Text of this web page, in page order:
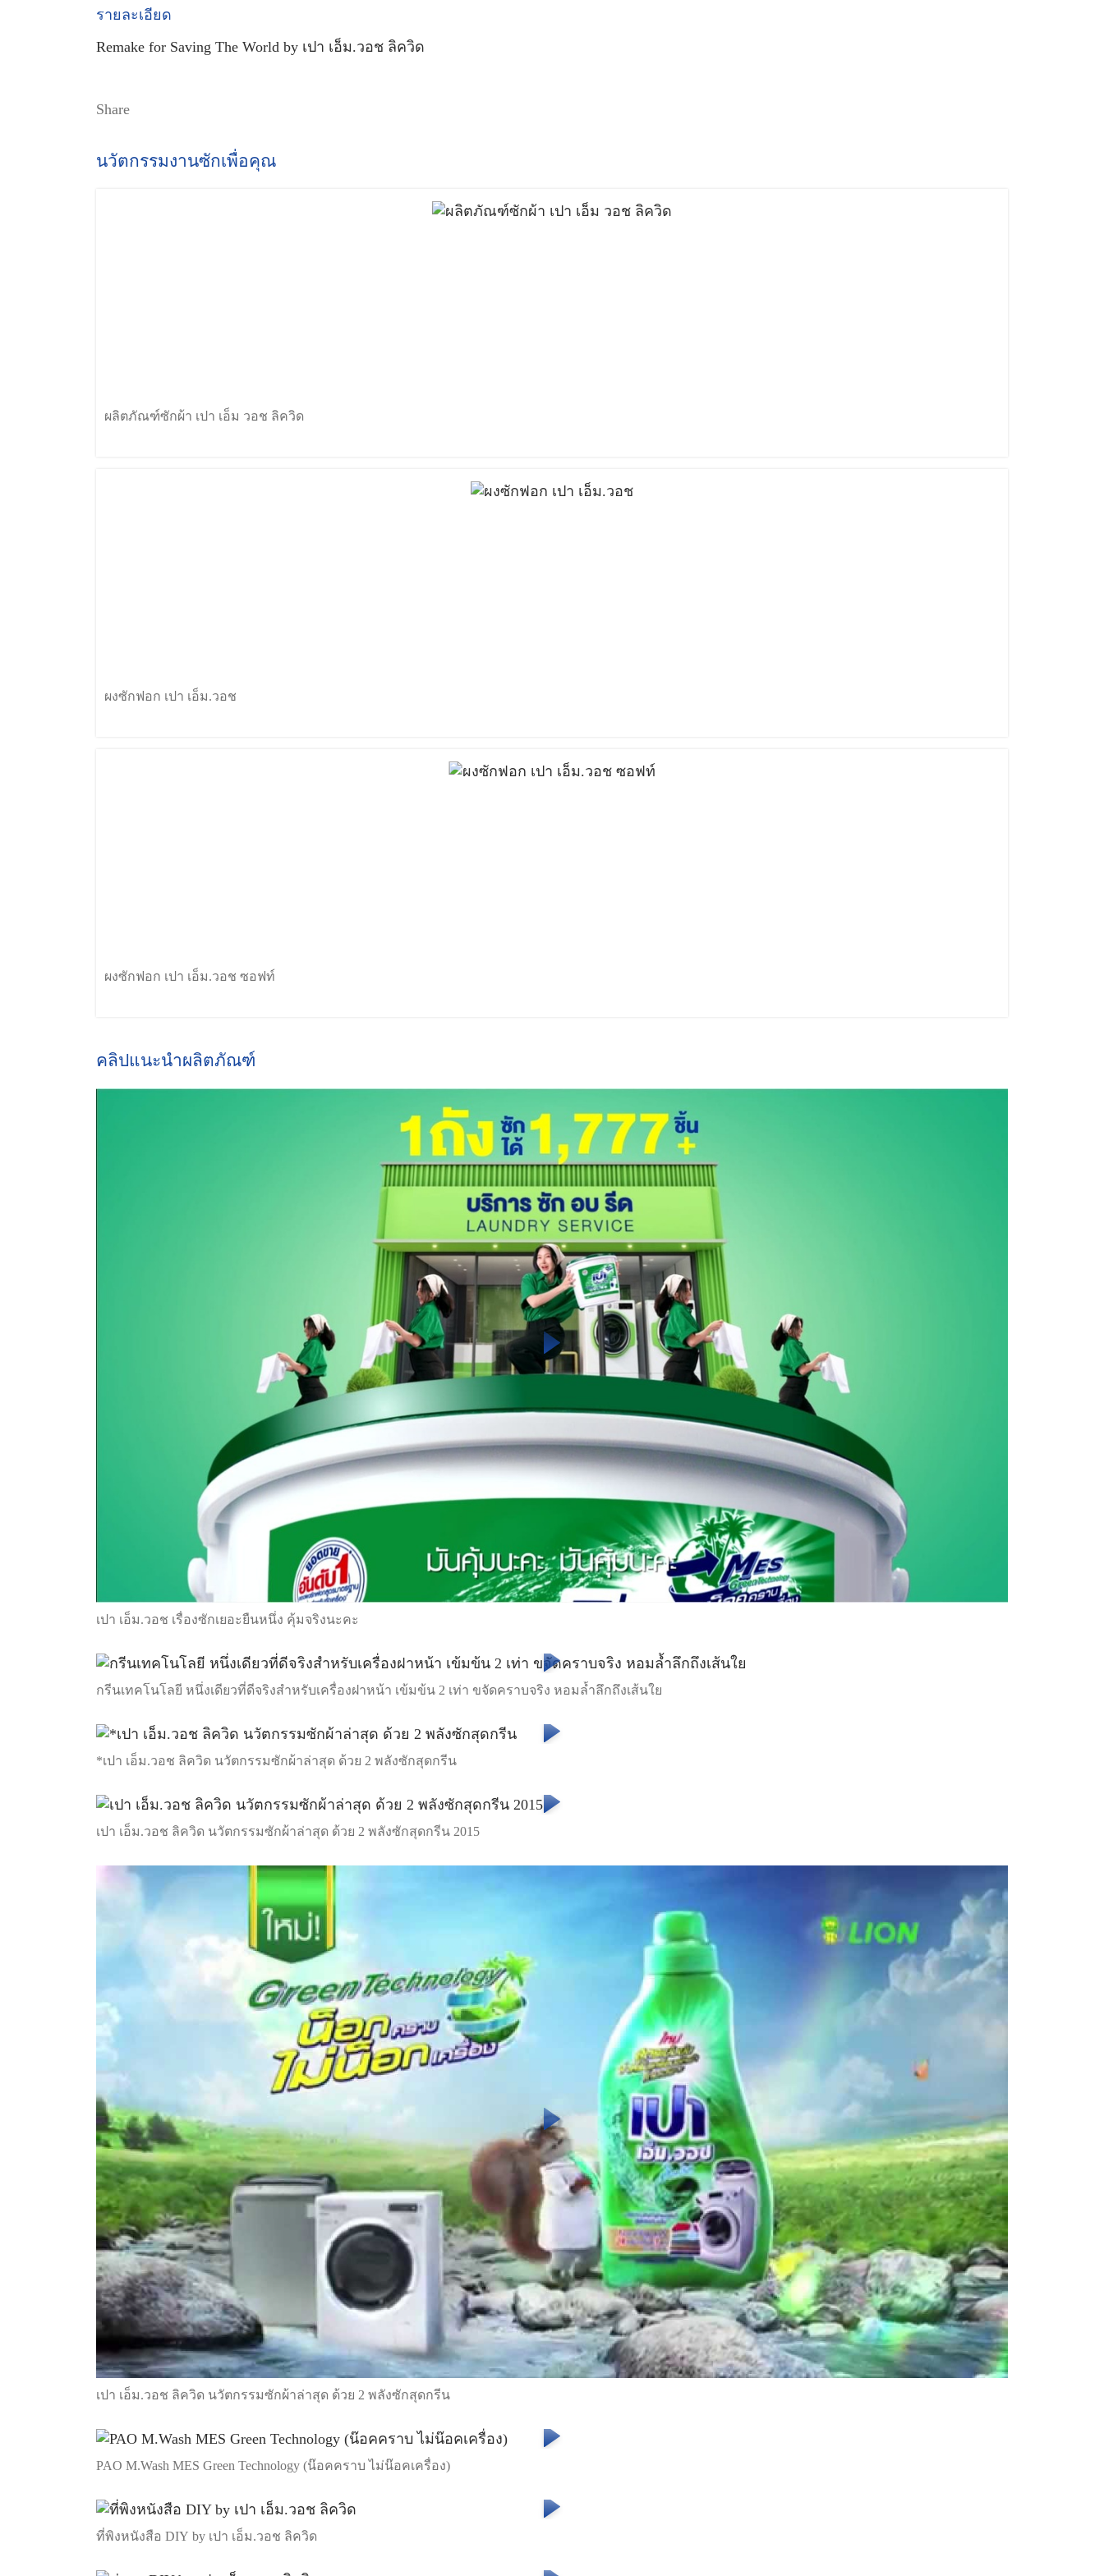
รายละเอียด
Remake for Saving The World by เปา เอ็ม.วอช ลิควิด
Share
นวัตกรรมงานซักเพื่อคุณ
ผลิตภัณฑ์ซักผ้า เปา เอ็ม วอช ลิควิด
ผงซักฟอก เปา เอ็ม.วอช
ผงซักฟอก เปา เอ็ม.วอช ซอฟท์
คลิปแนะนำผลิตภัณฑ์
เปา เอ็ม.วอช เรื่องซักเยอะยืนหนึ่ง คุ้มจริงนะคะ
กรีนเทคโนโลยี หนึ่งเดียวที่ดีจริงสำหรับเครื่องฝาหน้า เข้มข้น 2 เท่า ขจัดคราบจริง หอมล้ำลึกถึงเส้นใย
*เปา เอ็ม.วอช ลิควิด นวัตกรรมซักผ้าล่าสุด ด้วย 2 พลังซักสุดกรีน
เปา เอ็ม.วอช ลิควิด นวัตกรรมซักผ้าล่าสุด ด้วย 2 พลังซักสุดกรีน 2015
เปา เอ็ม.วอช ลิควิด นวัตกรรมซักผ้าล่าสุด ด้วย 2 พลังซักสุดกรีน
PAO M.Wash MES Green Technology (น๊อคคราบ ไม่น๊อคเครื่อง)
ที่พิงหนังสือ DIY by เปา เอ็ม.วอช ลิควิด